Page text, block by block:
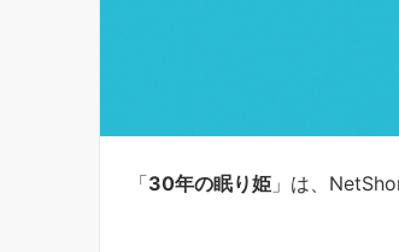
「30年の眠り姫 」は、